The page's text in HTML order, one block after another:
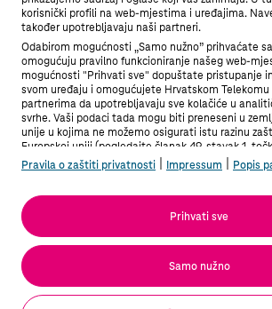
korisnički profili na web-mjestima i uređajima.
također upotrebljavaju naši partneri.
Odabirom mogućnosti „Samo nužno” prihvaćate
omogućuju pravilno funkcioniranje našeg web-
mogućnosti "Prihvati sve" dopuštate pristupanje
svom uređaju i omogućujete Hrvatskom Telekomu
partnerima da upotrebljavaju sve kolačiće u
svrhe. Vaši podaci tada mogu biti preneseni u
unije u kojima ne možemo osigurati istu razinu
Europskoj uniji (pogledajte članak 49. stavak 1.
zaštiti podataka). Pod "Postavke" možete odabrati
bilo kojem trenutku promijeniti stanje svoje
Više informacija možete pronaći u Pravilima o
Popisu partnera.
Pravila o zaštiti privatnosti Impressum Popis
Samo nužno
Prihvati sve
Među prvima saznajte nove pogodnosti.
Prijavite se na newsletter
Preuzmite Moj Telekom aplikaciju